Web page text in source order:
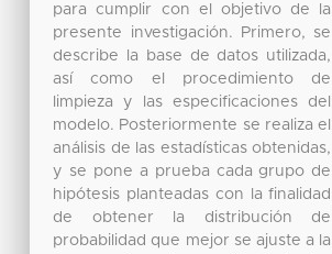
para cumplir con el objetivo de la
presente investigación. Primero, se
describe la base de datos utilizada,
así como el procedimiento de
limpieza y las especificaciones del
modelo. Posteriormente se realiza el
análisis de las estadísticas obtenidas,
y se pone a prueba cada grupo de
hipótesis planteadas con la finalidad
de obtener la distribución de
probabilidad que mejor se ajuste a la